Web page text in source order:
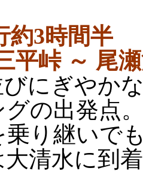
約3時間半
平峠 ～ 尾
にぎやか
グの出発点
乗り継いで
清水に到